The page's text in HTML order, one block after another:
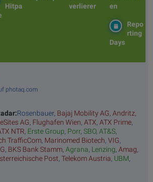
en
verlierer
Hitpa
Repo
rting
Days
photaq.com
Rosenbauer, Bajaj Mobility AG, Andritz,
AG, Flughafen Wien, ATX, ATX Prime,
NTR, Erste Group, Porr, SBO, AT&S,
TrafficCom, Marinomed Biotech, VIG,
, BKS Bank Stamm, Agrana, Lenzing, Amag,
Post, Telekom Austria, UBM,